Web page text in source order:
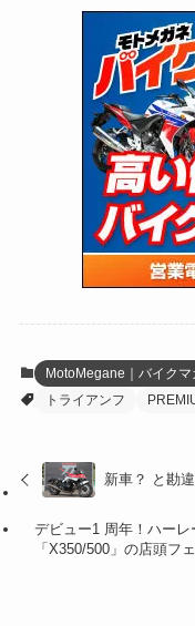
(51)
(5)
(12)
(109)
(16)
(25)
(24)
(47)
(15)
(5)
(16)
(62)
(4)
(17)
(5)
(131)
(38)
(131)
(167)
(85)
(21)
(61)
(171)
(98)
(13)
(60)
(274)
(171)
(38)
(59)
(1)
(74) (126)
(170)
MotoMegane｜バイクマ
トライアンフ
新車？ と勘
デビュー1 周年！ハー
「X350/500」の店頭フ